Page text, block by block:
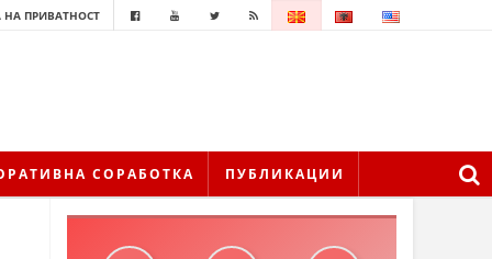
НА ПРИВАТНОСТ
СОРАБОТКА ПУБЛИКАЦИИ